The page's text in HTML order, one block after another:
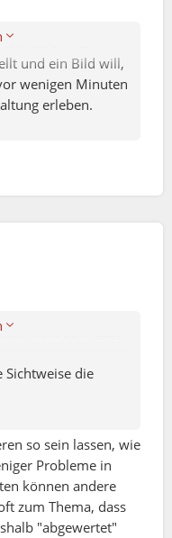
- aber wenn
und ein Bild will,
wenigen Minuten
erleben.
hat, gibt es
Aus meiner Sicht
Thema
nicht sein lassen
Sichtweise die
so sein lassen, wie
Probleme in
können andere
zum Thema, dass
"abgewertet"